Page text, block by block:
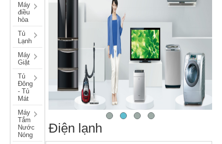
Máy
điều
hòa
Tủ
Lạnh
Máy
Giặt
Tủ
Đông
- Tủ
Mát
Máy
Tắm
Nước
Nóng
Điện lạnh